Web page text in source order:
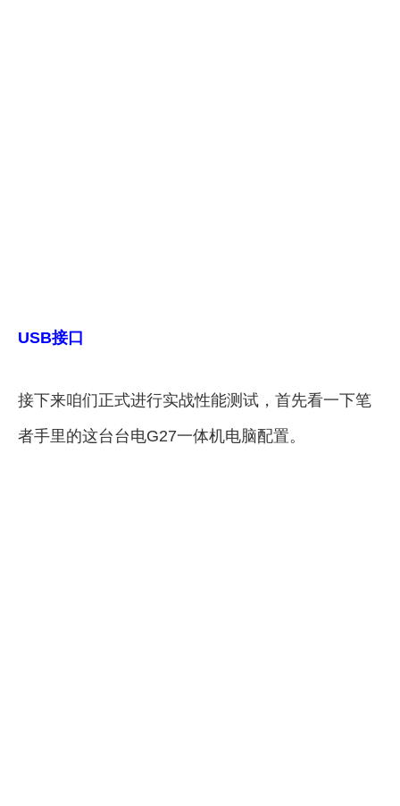
USB接口
接下来咱们正式进行实战性能测试，首先看一下笔
者手里的这台台电G27一体机电脑配置。